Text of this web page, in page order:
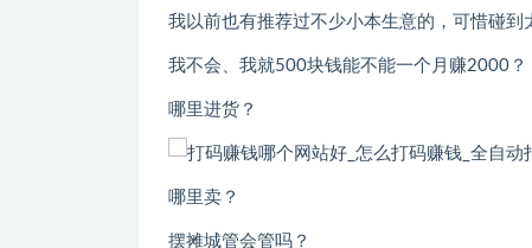
我以前也有推荐过不少小本生意的，可惜碰到
我不会、我就500块钱能不能一个月赚2000？
哪里进货？
哪里卖？
摆摊城管会管吗？